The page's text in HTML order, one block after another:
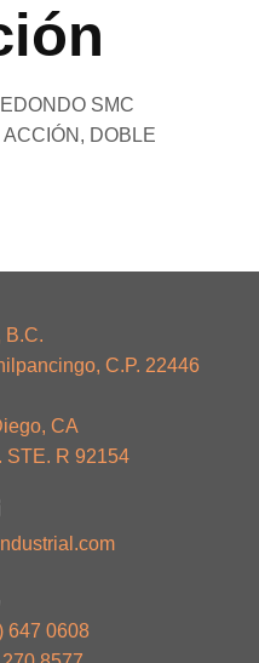
SMC
DOBLE
B.C.
C.P. 22446
CA
STE. R 92154
647 0608